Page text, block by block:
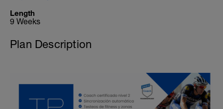
Length
9 Weeks
Plan Description